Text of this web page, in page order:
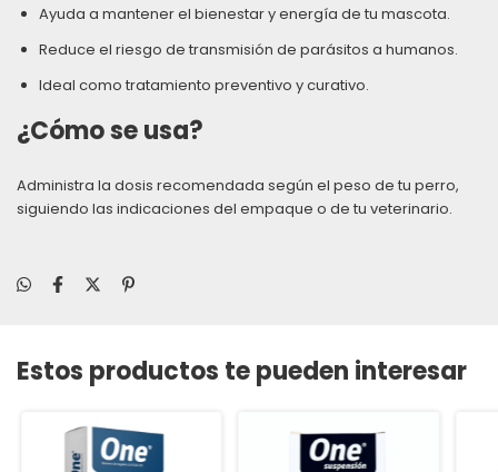
Ayuda a mantener el bienestar y energía de tu mascota.
Reduce el riesgo de transmisión de parásitos a humanos.
Ideal como tratamiento preventivo y curativo.
¿Cómo se usa?
Administra la dosis recomendada según el peso de tu perro,
siguiendo las indicaciones del empaque o de tu veterinario.
Estos productos te pueden interesar